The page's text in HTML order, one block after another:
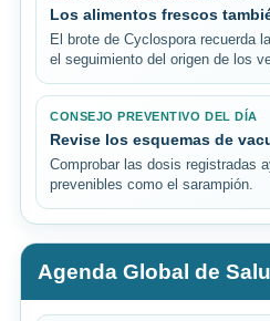
Los alimentos frescos
El brote de Cyclospora recuerda
el seguimiento del origen de los
CONSEJO PREVENTIVO DEL DÍA
Revise los esquemas de
Comprobar las dosis registradas
prevenibles como el sarampión.
Agenda Global de